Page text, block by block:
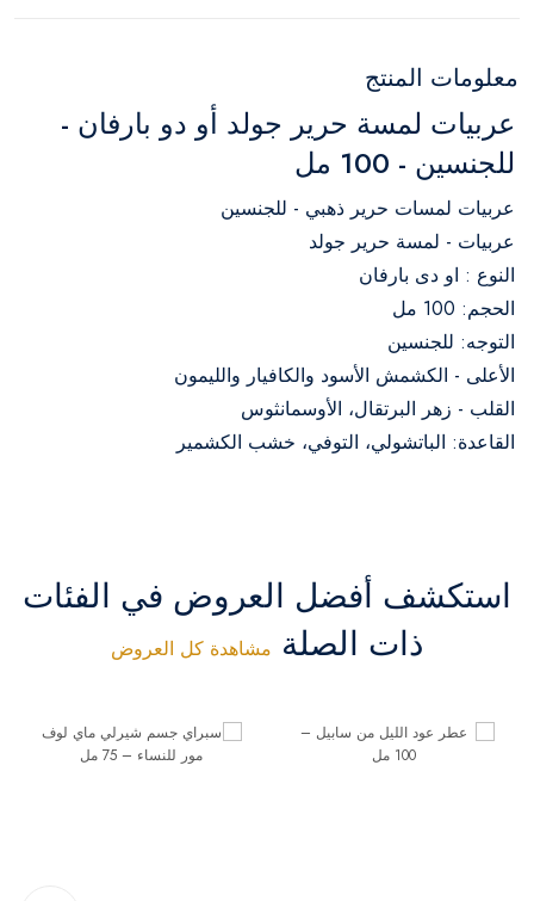
معلومات المنتج
عربيات لمسة حرير جولد أو دو بارفان -
للجنسين - 100 مل
عربيات لمسات حرير ذهبي - للجنسين
عربيات - لمسة حرير جولد
النوع : او دى بارفان
الحجم: 100 مل
التوجه: للجنسين
الأعلى - الكشمش الأسود والكافيار والليمون
القلب - زهر البرتقال، الأوسمانثوس
القاعدة: الباتشولي، التوفي، خشب الكشمير
استكشف أفضل العروض في الفئات
ذات الصلة مشاهدة كل العروض